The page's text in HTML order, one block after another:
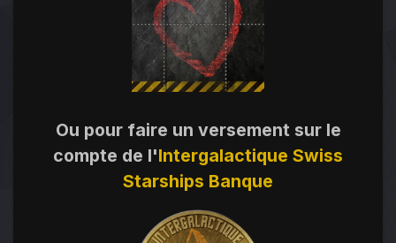
Ou pour faire un versement sur le
compte de l'Intergalactique Swiss
Starships Banque